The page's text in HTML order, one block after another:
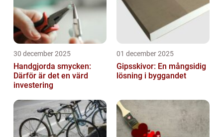
30 december 2025
Handgjorda smycken:
Därför är det en värd
investering
01 december 2025
Gipsskivor: En mångsidig
lösning i byggandet